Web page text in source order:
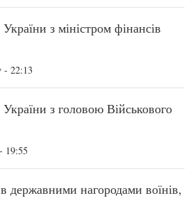
з міністром фінансів
- 22:13
з головою Військового
19:55
державними нагородами воїнів,